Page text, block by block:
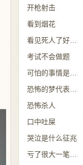
开枪射击
看到烟花
考试不会做题
恐怖杀人
口中吐屎
哭泣是什么征兆